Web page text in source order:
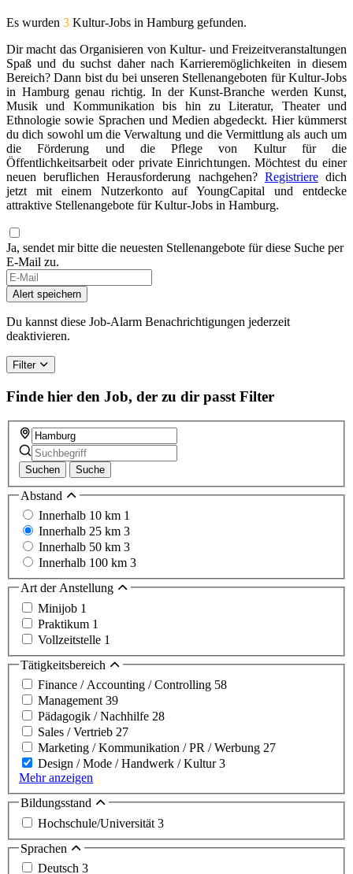
Es wurden 3 Kultur-Jobs in Hamburg gefunden.
Dir macht das Organisieren von Kultur- und Freizeitveranstaltungen
Spaß und du suchst daher nach Karrieremöglichkeiten in diesem
Bereich? Dann bist du bei unseren Stellenangeboten für Kultur-Jobs
in Hamburg genau richtig. In der Kunst-Branche werden Kunst,
Musik und Kommunikation bis hin zu Literatur, Theater und
Ethnologie sowie Sprachen und Medien abgedeckt. Hier kümmerst
du dich sowohl um die Verwaltung und die Vermittlung als auch um
die Förderung und die Pflege von Kultur für die
Öffentlichkeitsarbeit oder private Einrichtungen. Möchtest du einer
neuen beruflichen Herausforderung nachgehen? Registrieredich
jetzt mit einem Nutzerkonto auf YoungCapital und entdecke
attraktive Stellenangebote für Kultur-Jobs in Hamburg.
Ja, sendet mir bitte die neuesten Stellenangebote für diese Suche per
E-Mail zu.
If
you
are
a
human,
this
field
Alert speichern
Du kannst diese Job-Alarm Benachrichtigungen jederzeit
deaktivieren.
Filter
Finde hier den Job, der zu dir passt Filter
Suchen Suche
Abstand
Innerhalb 10 km 1
Innerhalb 25 km 3
Innerhalb 50 km 3
Innerhalb 100 km 3
Art der Anstellung
Minijob 1
Praktikum 1
Vollzeitstelle 1
Tätigkeitsbereich
Finance / Accounting / Controlling 58
Management 39
Pädagogik / Nachhilfe 28
Sales / Vertrieb 27
Marketing / Kommunikation / PR / Werbung 27
Design / Mode / Handwerk / Kultur3
Mehr anzeigen
Bildungsstand
Hochschule/Universität 3
Sprachen
Deutsch 3